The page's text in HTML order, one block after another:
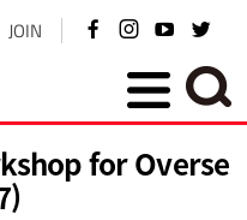
JOIN 페
이
로
가
기
인
스
타
그
램
바
로
가
유
튜
브
바
로
가
기
트
터
바
로
가
기
KF플러스
for Overse